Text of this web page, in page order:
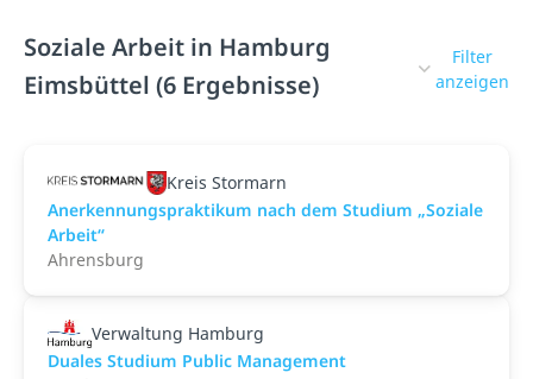
Soziale Arbeit in Hamburg
Eimsbüttel (6 Ergebnisse)
Filter
anzeigen
Kreis Stormarn
Anerkennungspraktikum nach dem Studium „Soziale
Arbeit“
Ahrensburg
Verwaltung Hamburg
Duales Studium Public Management